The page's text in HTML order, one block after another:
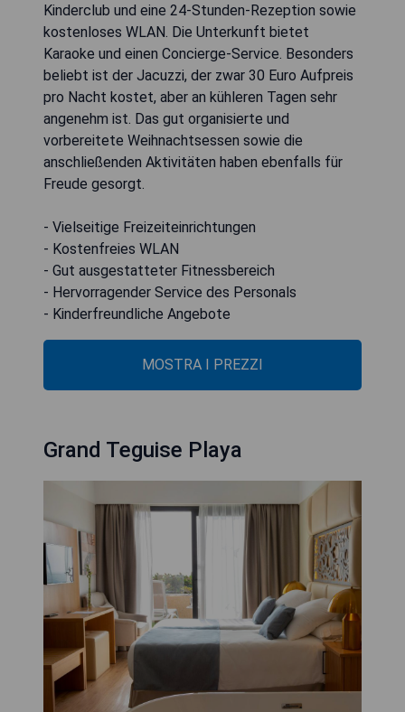
Kinderclub und eine 24-Stunden-Rezeption sowie
kostenloses WLAN. Die Unterkunft bietet
Karaoke und einen Concierge-Service. Besonders
beliebt ist der Jacuzzi, der zwar 30 Euro Aufpreis
pro Nacht kostet, aber an kühleren Tagen sehr
angenehm ist. Das gut organisierte und
vorbereitete Weihnachtsessen sowie die
anschließenden Aktivitäten haben ebenfalls für
Freude gesorgt.
- Vielseitige Freizeiteinrichtungen
- Kostenfreies WLAN
- Gut ausgestatteter Fitnessbereich
- Hervorragender Service des Personals
- Kinderfreundliche Angebote
MOSTRA I PREZZI
Grand Teguise Playa